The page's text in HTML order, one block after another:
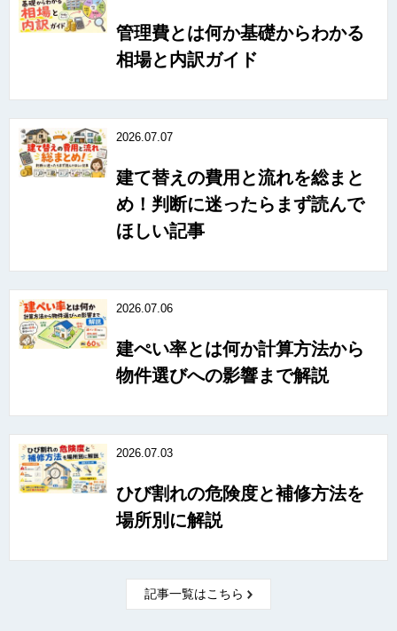
管理費とは何か基礎からわかる
相場と内訳ガイド
2026.07.07
建て替えの費用と流れを総まと
め！判断に迷ったらまず読んで
ほしい記事
2026.07.06
建ぺい率とは何か計算方法から
物件選びへの影響まで解説
2026.07.03
ひび割れの危険度と補修方法を
場所別に解説
記事一覧はこちら